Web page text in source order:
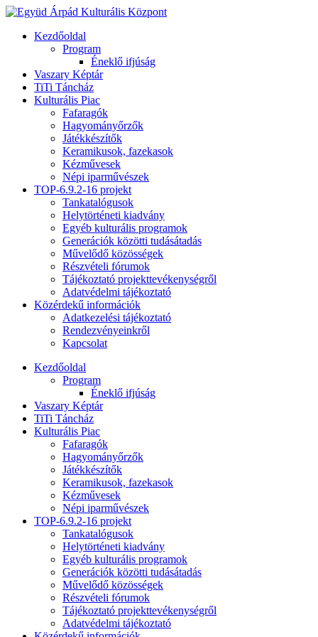
Kezdőoldal
Program
Éneklő ifjúság
Vaszary Képtár
TiTi Táncház
Kulturális Piac
Fafaragók
Hagyományőrzők
Játékkészítők
Keramikusok, fazekasok
Kézművesek
Népi iparművészek
TOP-6.9.2-16 projekt
Tankatalógusok
Helytörténeti kiadvány
Egyéb kulturális programok
Generációk közötti tudásátadás
Művelődő közösségek
Részvételi fórumok
Tájékoztató projekttevékenységről
Adatvédelmi tájékoztató
Közérdekű információk
Adatkezelési tájékoztató
Rendezvényeinkről
Kapcsolat
Kezdőoldal
Program
Éneklő ifjúság
Vaszary Képtár
TiTi Táncház
Kulturális Piac
Fafaragók
Hagyományőrzők
Játékkészítők
Keramikusok, fazekasok
Kézművesek
Népi iparművészek
TOP-6.9.2-16 projekt
Tankatalógusok
Helytörténeti kiadvány
Egyéb kulturális programok
Generációk közötti tudásátadás
Művelődő közösségek
Részvételi fórumok
Tájékoztató projekttevékenységről
Adatvédelmi tájékoztató